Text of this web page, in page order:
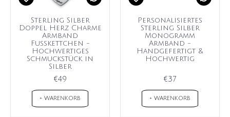
Sterling Silber
Doppel Herz Charme
Armband
Fußkettchen -
Hochwertiges
Schmuckstück in
Silber
€49
+ WARENKORB
Personalisiertes
Sterling Silber
Monogramm
Armband -
Handgefertigt &
Hochwertig
€37
+ WARENKORB